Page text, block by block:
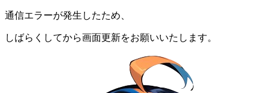
通信エラーが発生したため、
しばらくしてから画面更新をお願いいたします。